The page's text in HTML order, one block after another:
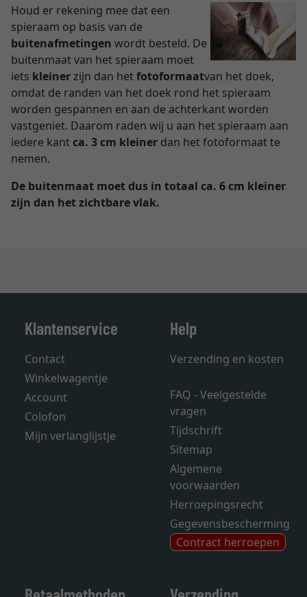
Houd er rekening mee dat een
spieraam op basis van de
buitenafmetingen wordt besteld. De
buitenmaat van het spieraam moet
iets kleinerzijn dan hetfotoformaatvan het doek,
omdat de randen van het doek rond het spieraam
worden gespannen en aan de achterkant worden
vastgeniet. Daarom raden wij u aan het spieraam aan
iedere kant ca. 3 cm kleiner dan het fotoformaat te
nemen.
De buitenmaat moet dus in totaal ca. 6 cm kleiner
zijn dan het zichtbare vlak.
Klantenservice
Contact
Winkelwagentje
Account
Colofon
Mijn verlanglijstje
Help
Verzending en kosten
FAQ - Veelgestelde
vragen
Tijdschrift
Sitemap
Algemene
voorwaarden
Herroepingsrecht
Gegevensbescherming
Contract herroepen